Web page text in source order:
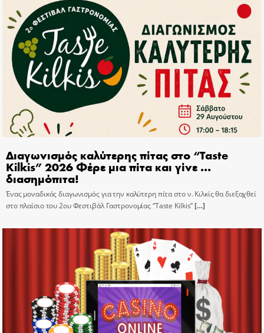
Διαγωνισμός καλύτερης πίτας στο “Taste
Kilkis” 2026 Φέρε μια πίτα και γίνε …
διασημόπιτα!
Ένας μοναδικός διαγωνισμός για την καλύτερη πίτα στο ν. Κιλκίς θα διεξαχθεί
στο πλαίσιο του 2ου Φεστιβάλ Γαστρονομίας “Taste Kilkis”[…]